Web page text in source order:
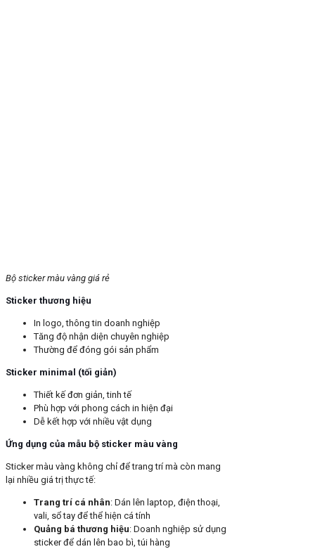
Bộ sticker màu vàng giá rẻ
Sticker thương hiệu
In logo, thông tin doanh nghiệp
Tăng độ nhận diện chuyên nghiệp
Thường để đóng gói sản phẩm
Sticker minimal (tối giản)
Thiết kế đơn giản, tinh tế
Phù hợp với phong cách in hiện đại
Dễ kết hợp với nhiều vật dụng
Ứng dụng của mẫu bộ sticker màu vàng
Sticker màu vàng không chỉ để trang trí mà còn mang
lại nhiều giá trị thực tế:
Trang trí cá nhân: Dán lên laptop, điện thoại,
vali, sổ tay để thể hiện cá tính
Quảng bá thương hiệu: Doanh nghiệp sử dụng
sticker để dán lên bao bì, túi hàng